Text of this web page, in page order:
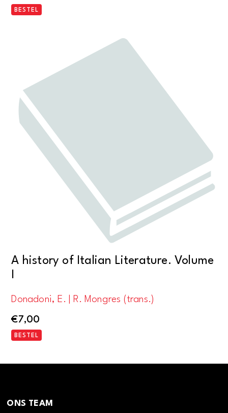
BESTEL
A history of Italian Literature. Volume
Donadoni, E. | R. Mongres (trans.)
€7,00
BESTEL
ONS TEAM